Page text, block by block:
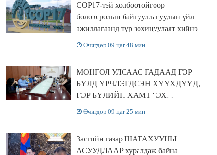
COP17-тэй холбоотойгоор
боловсролын байгууллагуудын үйл
ажиллагаанд түр зохицуулалт хийнэ
Өчигдөр 09 цаг 48 мин
МОНГОЛ УЛСААС ГАДААД ГЭР
БҮЛД ҮРЧЛЭГДСЭН ХҮҮХДҮҮД,
ГЭР БҮЛИЙН ХАМТ “ЭХ
Өчигдөр 09 цаг 25 мин
Засгийн газар ШАТАХУУНЫ
АСУУДЛААР хуралдаж байна